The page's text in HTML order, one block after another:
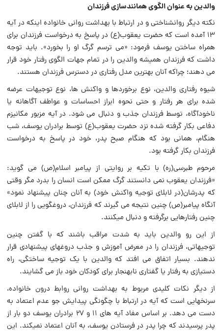
والدین به عنوان الگوى همانندسازى فرزندان
نکته دیگر روانشناختى و در ارتباط با بهداشت روانی خانواده اینکه در آیه
۱۳ آمده است که حضرت یعقوب‌(ع) در پاسخ‌ به درخواست فرزندان براى
همراه ساختن یوسف فرمود: «می ترسم گرگ او را بخورد». باید توجه
داشت که فرزندان همیشه والدین را در تمام جهات الگوى رفتار خود قرار
می دهند؛ چراکه آنان بهترین مدل رفتارى در دسترس فرزندان هستند.
شیوه رفتارى والدین، نوع برخوردها و واکنش ها، نوع توجیهات عرضه
شده براى هر رفتار و حتى نحوه ابراز احساسات و عواطف آگاهانه یا
ناخودآگاه، توسط فرزندان جذب و دنبال می شود. در آیه مزبور مکانیزم
دفاعى بکار گرفته شده نزد حضرت یعقوب‌(ع) توسط برادران یوسف، شب
هنگام، همانى بود که هنگام صبح پدر، خود در پاسخ به درخواست
فرزندان بکار گرفته بود.
مرحوم طبرسى‌(ره) با تکیه بر روایتى از پیامبر اسلام‌(ص) می گوید:
«فرزندان یعقوب نمی دانستند گرگ ممکن است انسان را بدرد مگر وقتى
که پدرشان(در لابلاى توجیه واکنش خود) به آنان چنان پیشنهاد نمود»
آنگاه پیامبر(ص) چنین نتیجه می گیرند که فرزندان، دروغگویى را از لابلاى
چنین رفتارهایى برگرفته و دنبال میکنند.
از این‌ رو والدین باید به شدت مراقب باشند که با گفتن چنین
توجیهاتى، فرزندان را در معرض آموزش و جذب دروغهاى پیشنهادى قرار
ندهند. بسیار اتفاق می افتد که والدین با یک توجیه ساختگى، راه
دستیازى به رفتار یا گفتارى نابهنجار براى کودکان خود باز می گشایند.
از دیگر نکات کلیدى مربوط به بهداشت روانی روابط درون خانواده،
سرنخهایى است که آیه در ارتباط با چگونگى پیدایش جو عدم اعتماد به
دست می دهد. بر اساس مفاد آیه هاى ۱۱ و ۲۷ برادران یوسف دو بار از
پدر پرسیدند که چرا پدر در فرستادن یوسف، به آنان اعتماد نمیکند. این